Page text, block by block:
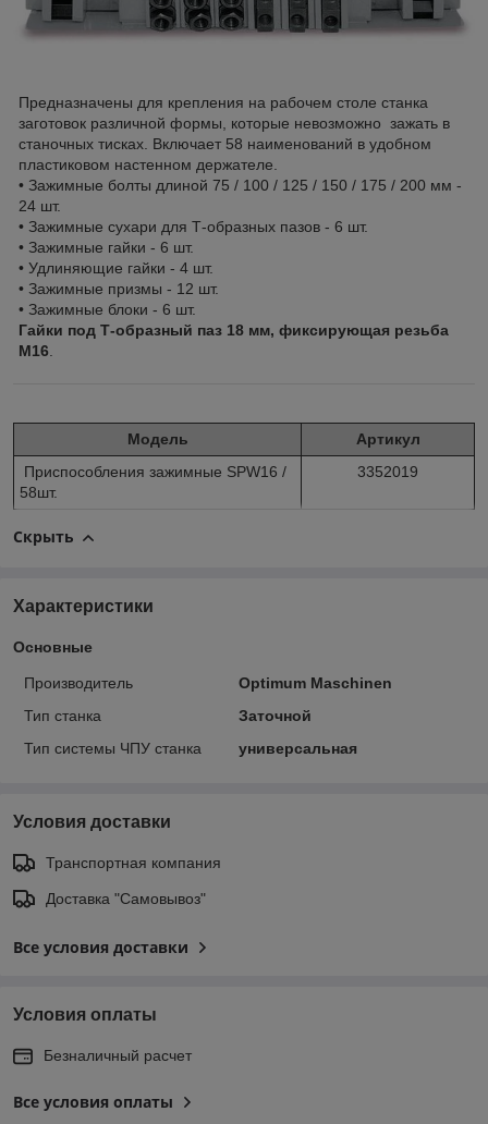
Предназначены для крепления на рабочем столе станка
заготовок различной формы, которые невозможно зажать в
станочных тисках. Включает 58 наименований в удобном
пластиковом настенном держателе.
• Зажимные болты длиной 75 / 100 / 125 / 150 / 175 / 200 мм -
24 шт.
• Зажимные сухари для Т-образных пазов - 6 шт.
• Зажимные гайки - 6 шт.
• Удлиняющие гайки - 4 шт.
• Зажимные призмы - 12 шт.
• Зажимные блоки - 6 шт.
Гайки под Т-образный паз 18 мм, фиксирующая резьба
М16.
Модель
Артикул
Приспособления зажимные SPW16 /
58шт.
3352019
Скрыть
Характеристики
Основные
Производитель
Optimum Maschinen
Тип станка
Заточной
Тип системы ЧПУ станка
универсальная
Условия доставки
Транспортная компания
Доставка "Самовывоз"
Все условия доставки
Условия оплаты
Безналичный расчет
Все условия оплаты